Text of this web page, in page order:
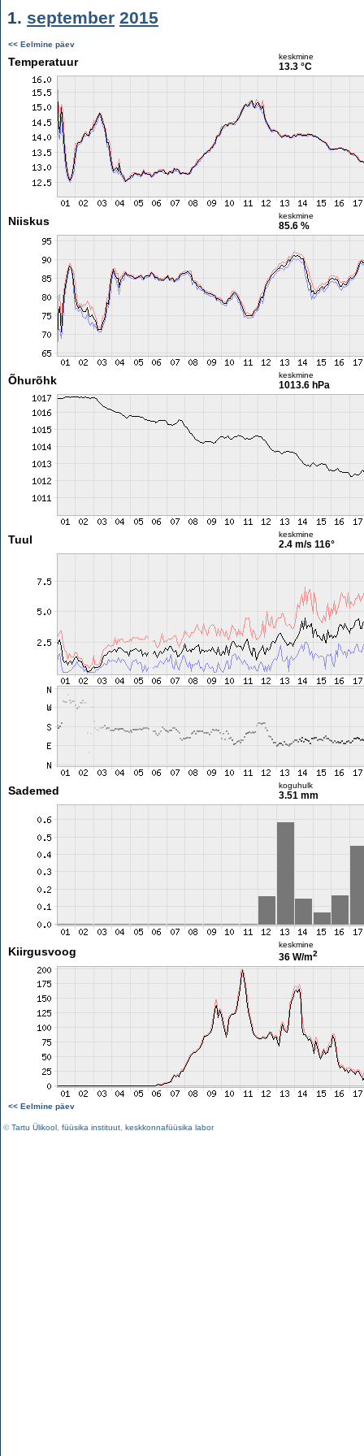
1. september 2015
<< Eelmine päev
Temperatuur keskmine
13.3 °C
Niiskus keskmine
85.6 %
Õhurõhk keskmine
1013.6 hPa
Tuul keskmine
2.4 m/s 116°
Sademed koguhulk
3.51 mm
Kiirgusvoog
keskmine
36 W/m2
<< Eelmine päev
©Tartu Ülikool füüsika instituut keskkonnafüüsika labor